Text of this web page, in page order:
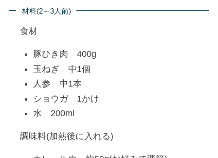
材料(2～3人前)
食材
豚ひき肉 400g
玉ねぎ 中1個
人参 中1本
ショウガ 1かけ
水 200ml
調味料(加熱後に入れる)